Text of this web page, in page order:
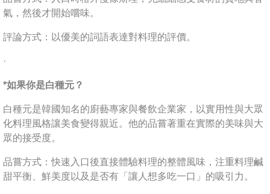
氣，然後才開始嚐味。
評論方式：以優美的詞語表達對料理的評價。
·
*如果你是白種元？
白種元是韓國知名的廚藝專家與餐飲企業家，以實用性與大眾
化料理風格讓美食變得親近。他的品嘗著重在實際的美味與大
眾的接受度。
品嘗方式：快速入口後直接體驗料理的整體風味，注重料理鹹
甜平衡、鮮美度以及是否有「讓人想多吃一口」的吸引力。